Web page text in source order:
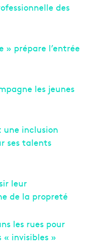
des
» prépare l’entrée
les jeunes
une inclusion
ses talents
leur
de la propreté
les rues pour
« invisibles »